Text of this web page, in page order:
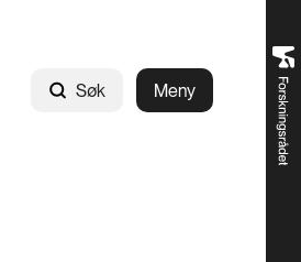
Søk Meny